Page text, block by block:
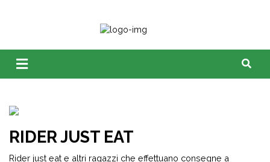
RIDER JUST EAT
Rider just eat e altri ragazzi che effettuano consegne a